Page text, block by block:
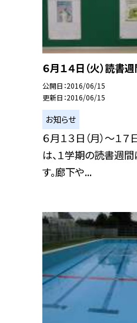
６月１４日（火）読書
公開日 2016/06/15
更新日 2016/06/15
お知らせ
６月１３日（月）〜１７
は、１学期の読書週
す。廊下や...